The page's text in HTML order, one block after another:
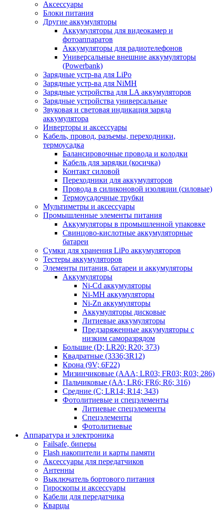
Аксессуары
Блоки питания
Другие аккумуляторы
Аккумуляторы для видеокамер и
фотоаппаратов
Аккумуляторы для радиотелефонов
Универсальные внешние аккумуляторы
(Powerbank)
Зарядные устр-ва для LiPo
Зарядные устр-ва для NiMH
Зарядные устройства для LA аккумуляторов
Зарядные устройства универсальные
Звуковая и световая индикация заряда
аккумулятора
Инверторы и аксессуары
Кабель, провод, разъемы, переходники,
термоусадка
Балансировочные провода и колодки
Кабель для зарядки (косичка)
Контакт силовой
Переходники для аккумуляторов
Провода в силиконовой изоляции (силовые)
Термоусадочные трубки
Мультиметры и аксессуары
Промышленные элементы питания
Аккумуляторы в промышленной упаковке
Свинцово-кислотные аккумуляторные
батареи
Сумки для хранения LiPo аккумуляторов
Тестеры аккумуляторов
Элементы питания, батареи и аккумуляторы
Аккумуляторы
Ni-Cd аккумуляторы
Ni-MH аккумуляторы
Ni-Zn аккумуляторы
Аккумуляторы дисковые
Литиевые аккумуляторы
Предзаряженные аккумуляторы с
низким саморазрядом
Большие (D; LR20; R20; 373)
Квадратные (3336;3R12)
Крона (9V; 6F22)
Мизинчиковые (AAA; LR03; FR03; R03; 286)
Пальчиковые (AA; LR6; FR6; R6; 316)
Средние (C; LR14; R14; 343)
Фотолитиевые и спецэлементы
Литиевые спецэлементы
Спецэлементы
Фотолитиевые
Аппаратура и электроника
Failsafe, биперы
Flash накопители и карты памяти
Аксессуары для передатчиков
Антенны
Выключатель бортового питания
Гироскопы и аксессуары
Кабели для передатчика
Кварцы